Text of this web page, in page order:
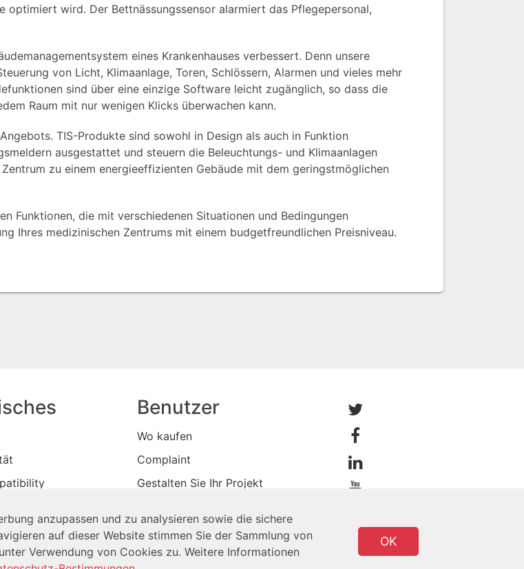
optimiert wird. Der Bettnässungssensor alarmiert das Pflegepersonal,
eines Krankenhauses verbessert. Denn unsere
von Licht, Klimaanlage, Toren, Schlössern, Alarmen und vieles mehr
sind über eine einzige Software leicht zugänglich, so dass die
Raum mit nur wenigen Klicks überwachen kann.
TIS-Produkte sind sowohl in Design als auch in Funktion
ausgestattet und steuern die Beleuchtungs- und Klimaanlagen
zu einem energieeffizienten Gebäude mit dem geringstmöglichen
Funktionen, die mit verschiedenen Situationen und Bedingungen
Ihres medizinischen Zentrums mit einem budgetfreundlichen Preisniveau.
Sie uns
Benutzer
Wo kaufen
Complaint
Gestalten Sie Ihr Projekt
TIS Alle Rechte vorbehalten
anzupassen und zu analysieren sowie die sichere
auf dieser Website stimmen Sie der Sammlung von
Verwendung von Cookies zu. Weitere Informationen
OK